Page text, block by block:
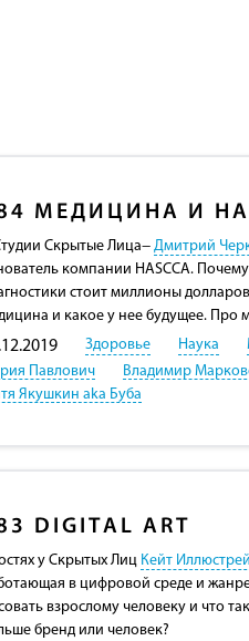
МЕДИЦИНА И
Скрытые Лица− Дмитрий
компании HASCCA.
стоит миллионы
и какое у нее будущее. Про
Здоровье Наука
Павлович
Владимир
Якушкин aka Буба
DIGITAL ART
у Скрытых Лиц Кейт
в цифровой среде и
взрослому человеку и что
бренд или человек?